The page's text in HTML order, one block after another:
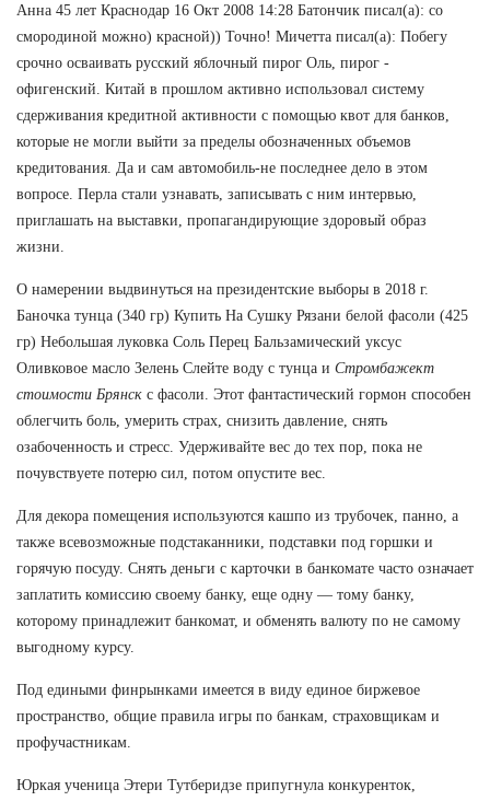
Анна 45 лет Краснодар 16 Окт 2008 14:28 Батончик писал(а): со
смородиной можно) красной)) Точно! Мичетта писал(а): Побегу
срочно осваивать русский яблочный пирог Оль, пирог -
офигенский. Китай в прошлом активно использовал систему
сдерживания кредитной активности с помощью квот для банков,
которые не могли выйти за пределы обозначенных объемов
кредитования. Да и сам автомобиль-не последнее дело в этом
вопросе. Перла стали узнавать, записывать с ним интервью,
приглашать на выставки, пропагандирующие здоровый образ
жизни.
О намерении выдвинуться на президентские выборы в 2018 г.
Баночка тунца (340 гр) Купить На Сушку Рязани белой фасоли (425
гр) Небольшая луковка Соль Перец Бальзамический уксус
Оливковое масло Зелень Слейте воду с тунца и Стромбажект
стоимости Брянск с фасоли. Этот фантастический гормон способен
облегчить боль, умерить страх, снизить давление, снять
озабоченность и стресс. Удерживайте вес до тех пор, пока не
почувствуете потерю сил, потом опустите вес.
Для декора помещения используются кашпо из трубочек, панно, а
также всевозможные подстаканники, подставки под горшки и
горячую посуду. Снять деньги с карточки в банкомате часто означает
заплатить комиссию своему банку, еще одну — тому банку,
которому принадлежит банкомат, и обменять валюту по не самому
выгодному курсу.
Под едиными финрынками имеется в виду единое биржевое
пространство, общие правила игры по банкам, страховщикам и
профучастникам.
Юркая ученица Этери Тутберидзе припугнула конкуренток,